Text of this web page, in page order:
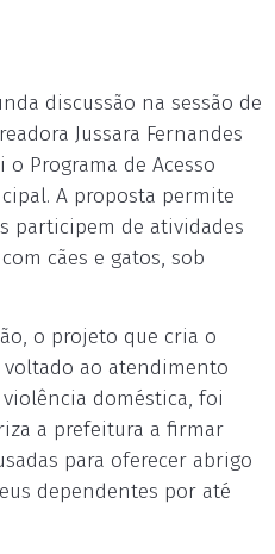
discussão na sessão de
Jussara Fernandes
Programa de Acesso
A proposta permite
participem de atividades
cães e gatos, sob
o projeto que cria o
voltado ao atendimento
doméstica, foi
a prefeitura a firmar
para oferecer abrigo
dependentes por até